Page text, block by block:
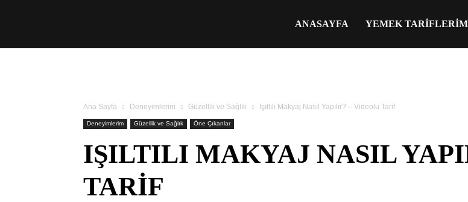
ANASAYFA YEMEK TARIFLERIM
Ana Sayfa Deneyimlerim Güzellik ve Sağlık Işıltılı Makyaj Nasıl Yapılır? – Videolu Tarif
Deneyimlerim Güzellik ve Sağlık Öne Çıkanlar
IŞILTILI MAKYAJ NASIL
TARIF